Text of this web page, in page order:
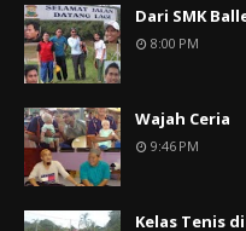
Dari SMK
8:00 PM
Wajah Ceria
9:46 PM
Kelas Tenis